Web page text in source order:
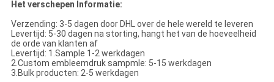
Het verschepen Informatie:
Verzending: 3-5 dagen door DHL over de hele wereld te leveren
Levertijd: 5-30 dagen na storting, hangt het van de hoeveelheid
de orde van klanten af
Levertijd: 1.Sample 1-2 werkdagen
2.Custom embleemdruk sampmle: 5-15 werkdagen
3.Bulk producten: 2-5 werkdagen